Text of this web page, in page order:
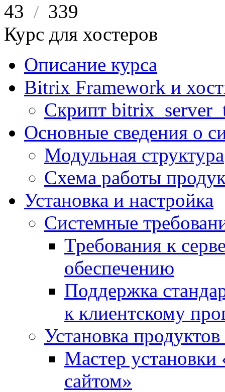
43 / 339
Курс для хостеров
Описание курса
Bitrix Framework и
Скрипт
Основные сведения о
Модульная структура
Схема работы
Установка и настройка
Системные
Требования к
обеспечению
Поддержка
к клиентскому
Установка
Мастер
сайтом»